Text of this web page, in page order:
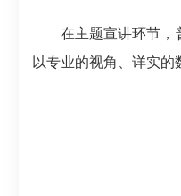
在主题宣讲环节，
以专业的视角、详实的